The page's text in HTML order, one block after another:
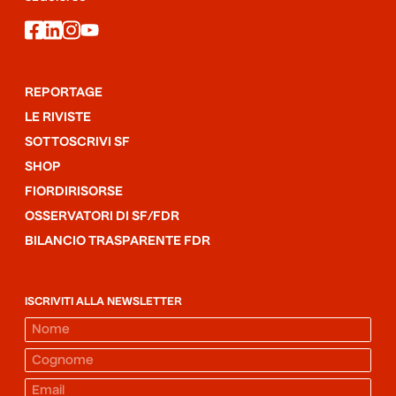
facebook
linkedin
instagram
youtube
REPORTAGE
LE RIVISTE
SOTTOSCRIVI SF
SHOP
FIORDIRISORSE
OSSERVATORI DI SF/FDR
BILANCIO TRASPARENTE FDR
ISCRIVITI ALLA NEWSLETTER